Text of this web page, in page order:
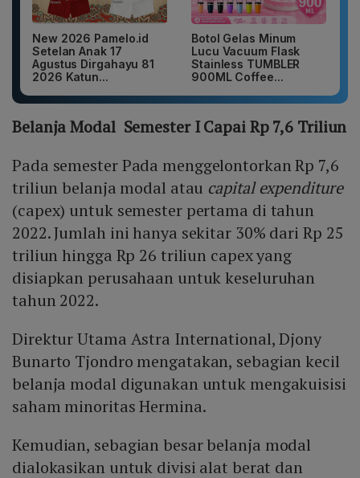
New 2026 Pamelo.id
Setelan Anak 17
Agustus Dirgahayu 81
2026 Katun...
Botol Gelas Minum
Lucu Vacuum Flask
Stainless TUMBLER
900ML Coffee...
Belanja Modal Semester I Capai Rp 7,6 Triliun
Pada semester Pada menggelontorkan Rp 7,6
triliun belanja modal atau capital expenditure
(capex) untuk semester pertama di tahun
2022. Jumlah ini hanya sekitar 30% dari Rp 25
triliun hingga Rp 26 triliun capex yang
disiapkan perusahaan untuk keseluruhan
tahun 2022.
Direktur Utama Astra International, Djony
Bunarto Tjondro mengatakan, sebagian kecil
belanja modal digunakan untuk mengakuisisi
saham minoritas Hermina.
Kemudian, sebagian besar belanja modal
dialokasikan untuk divisi alat berat dan